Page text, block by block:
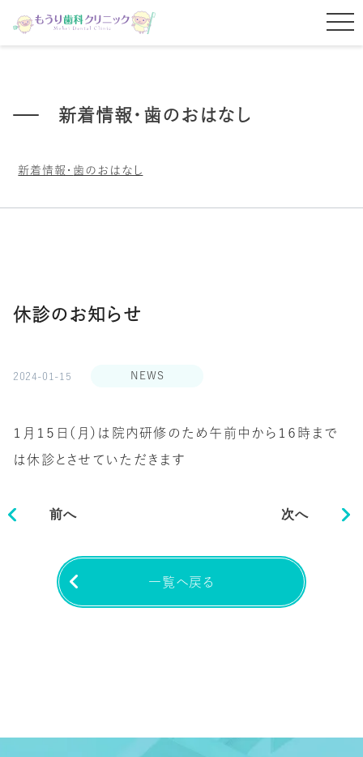
新着情報・歯のおはなし
新着情報・ 歯のおはなし
休診のお知らせ
2024-01-15 NEWS
１月１５日（月）は院内研修のため午前中から１６時まで
は休診とさせていただきます
前へ 次へ
一覧へ戻る